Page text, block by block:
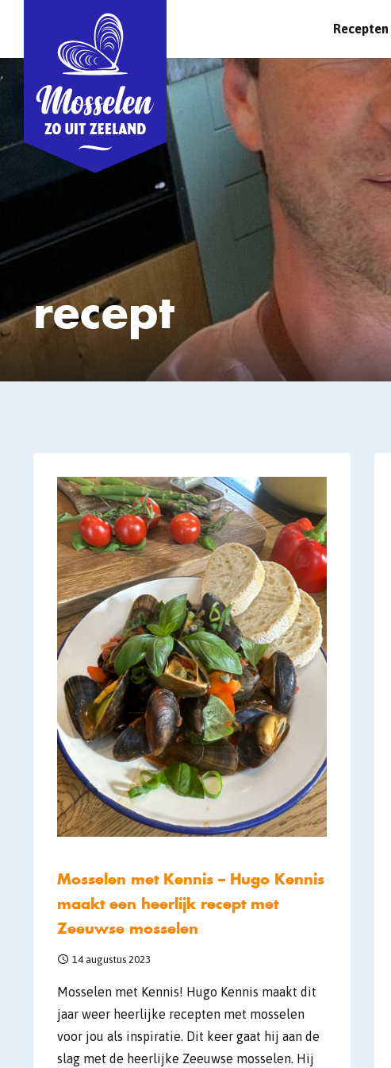
Recepten
recept
Mosselen met Kennis – Hugo Kennis
maakt een heerlijk recept met
Zeeuwse mosselen
14 augustus 2023
Mosselen met Kennis! Hugo Kennis maakt dit
jaar weer heerlijke recepten met mosselen
voor jou als inspiratie. Dit keer gaat hij aan de
slag met de heerlijke Zeeuwse mosselen. Hij